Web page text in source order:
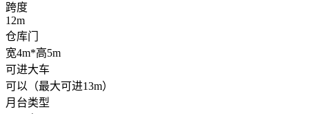
跨度
12m
仓库门
宽4m*高5m
可进大车
可以（最大可进13m）
月台类型